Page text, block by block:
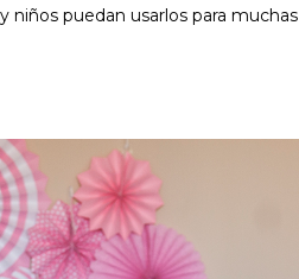
niños puedan usarlos para muchas